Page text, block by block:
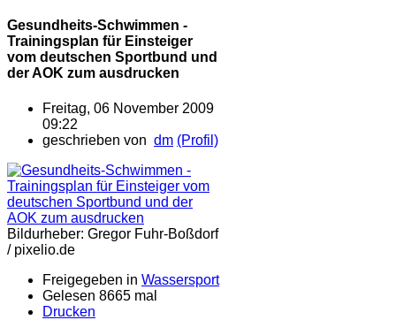
Gesundheits-Schwimmen -
Trainingsplan für Einsteiger
vom deutschen Sportbund und
der AOK zum ausdrucken
Freitag, 06 November 2009
09:22
geschrieben von dm (Profil)
Bildurheber: Gregor Fuhr-Boßdorf
/ pixelio.de
Freigegeben in Wassersport
Gelesen 8665 mal
Drucken